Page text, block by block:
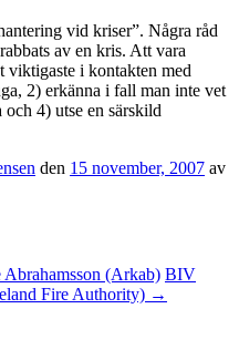
vid kriser”. Några råd
av en kris. Att vara
viktigaste i kontakten med
2) erkänna i fall man inte vet
4) utse en särskild
den 15 november, 2007 av
(Arkab) BIV
Fire Authority) →